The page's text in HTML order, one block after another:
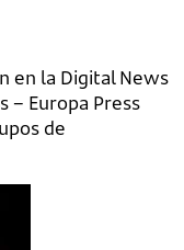
en la Digital News
– Europa Press
de